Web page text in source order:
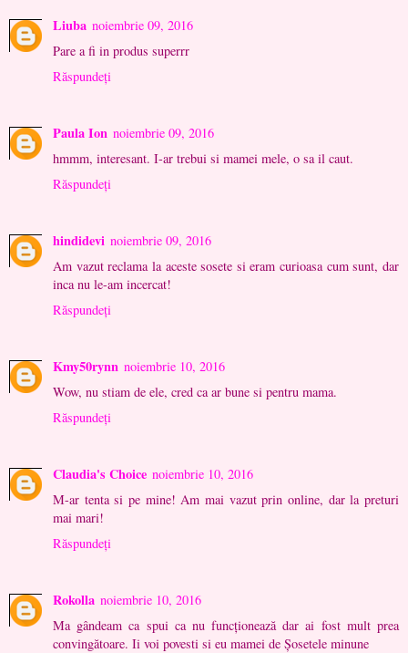
Liuba noiembrie 09, 2016
Pare a fi in produs superrr
Răspundeți
Paula Ion noiembrie 09, 2016
hmmm, interesant. I-ar trebui si mamei mele, o sa il caut.
Răspundeți
hindidevi noiembrie 09, 2016
Am vazut reclama la aceste sosete si eram curioasa cum sunt, dar
inca nu le-am incercat!
Răspundeți
Kmy50rynn noiembrie 10, 2016
Wow, nu stiam de ele, cred ca ar bune si pentru mama.
Răspundeți
Claudia's Choice noiembrie 10, 2016
M-ar tenta si pe mine! Am mai vazut prin online, dar la preturi
mai mari!
Răspundeți
Rokolla noiembrie 10, 2016
Ma gândeam ca spui ca nu funcționează dar ai fost mult prea
convingătoare. Ii voi povesti si eu mamei de Șosetele minune